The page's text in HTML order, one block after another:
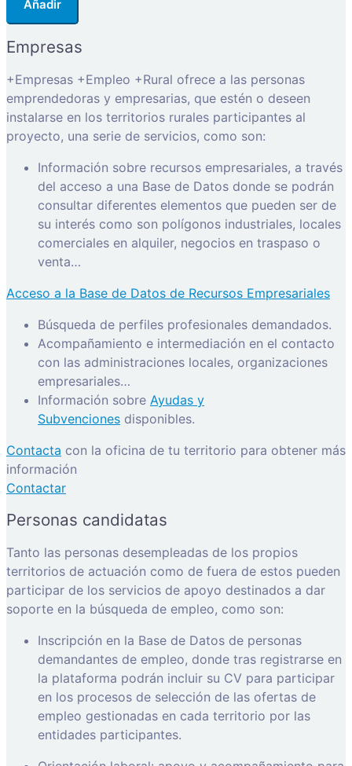
Añadir
Empresas
+Empresas +Empleo +Rural ofrece a las personas
emprendedoras y empresarias, que estén o deseen
instalarse en los territorios rurales participantes al
proyecto, una serie de servicios, como son:
Información sobre recursos empresariales, a través
del acceso a una Base de Datos donde se podrán
consultar diferentes elementos que pueden ser de
su interés como son polígonos industriales, locales
comerciales en alquiler, negocios en traspaso o
venta…
Acceso a la Base de Datos de Recursos Empresariales
Búsqueda de perfiles profesionales demandados.
Acompañamiento e intermediación en el contacto
con las administraciones locales, organizaciones
empresariales…
Información sobre Ayudas y
Subvenciones disponibles.
Contacta con la oficina de tu territorio para obtener más
información
Contactar
Personas candidatas
Tanto las personas desempleadas de los propios
territorios de actuación como de fuera de estos pueden
participar de los servicios de apoyo destinados a dar
soporte en la búsqueda de empleo, como son:
Inscripción en la Base de Datos de personas
demandantes de empleo, donde tras registrarse en
la plataforma podrán incluir su CV para participar
en los procesos de selección de las ofertas de
empleo gestionadas en cada territorio por las
entidades participantes.